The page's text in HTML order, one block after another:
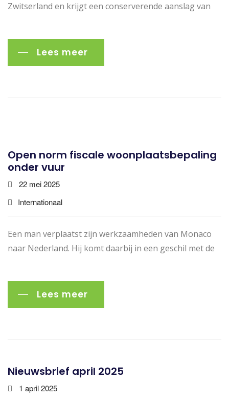
Zwitserland en krijgt een conserverende aanslag van
Lees meer
Open norm fiscale woonplaatsbepaling
onder vuur
22 mei 2025
Internationaal
Een man verplaatst zijn werkzaamheden van Monaco
naar Nederland. Hij komt daarbij in een geschil met de
Lees meer
Nieuwsbrief april 2025
1 april 2025